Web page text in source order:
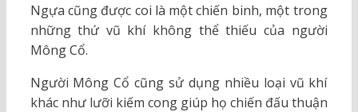
Ngựa cũng được coi là một chiến binh, một trong
những thứ vũ khí không thể thiếu của người
Mông Cổ.
Người Mông Cổ cũng sử dụng nhiều loại vũ khí
khác như lưỡi kiếm cong giúp họ chiến đấu thuận